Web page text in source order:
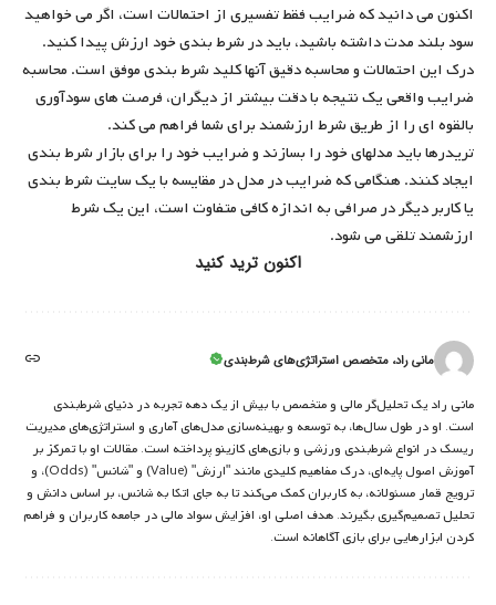
اکنون می دانید که ضرایب فقط تفسیری از احتمالات است، اگر می خواهید
سود بلند مدت داشته باشید، باید در شرط بندی خود ارزش پیدا کنید.
درک این احتمالات و محاسبه دقیق آنها کلید شرط بندی موفق است. محاسبه
ضرایب واقعی یک نتیجه با دقت بیشتر از دیگران، فرصت های سودآوری
بالقوه ای را از طریق شرط ارزشمند برای شما فراهم می کند.
تریدرها باید مدلهای خود را بسازند و ضرایب خود را برای بازار شرط بندی
ایجاد کنند. هنگامی که ضرایب در مدل در مقایسه با یک سایت شرط بندی
یا کاربر دیگر در صرافی به اندازه کافی متفاوت است، این یک شرط
ارزشمند تلقی می شود.
اکنون ترید کنید
مانی راد، متخصص استراتژی‌های شرط‌بندی
مانی راد یک تحلیل‌گر مالی و متخصص با بیش از یک دهه تجربه در دنیای شرط‌بندی
است. او در طول سال‌ها، به توسعه و بهینه‌سازی مدل‌های آماری و استراتژی‌های مدیریت
ریسک در انواع شرط‌بندی ورزشی و بازی‌های کازینو پرداخته است. مقالات او با تمرکز بر
آموزش اصول پایه‌ای، درک مفاهیم کلیدی مانند "ارزش" (Value) و "شانس" (Odds)، و
ترویج قمار مسئولانه، به کاربران کمک می‌کند تا به جای اتکا به شانس، بر اساس دانش و
تحلیل تصمیم‌گیری بگیرند. هدف اصلی او، افزایش سواد مالی در جامعه کاربران و فراهم
کردن ابزارهایی برای بازی آگاهانه است.